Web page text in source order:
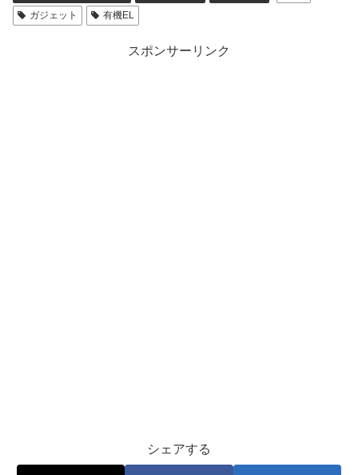
ガジェット
有機EL
スポンサーリンク
シェアする